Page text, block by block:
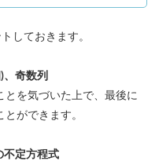
しておきます。
奇数列
を気づいた上で、最後に
ができます。
不定方程式